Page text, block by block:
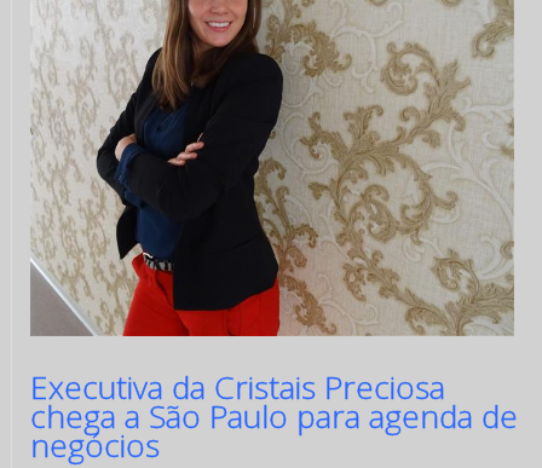
Executiva da Cristais Preciosa
chega a São Paulo para agenda de
negócios